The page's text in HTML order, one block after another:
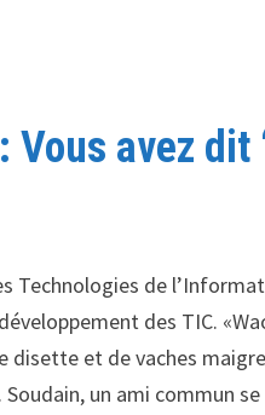
Vous avez dit
Technologies de
des TIC.
disette et de vaches
un ami commun